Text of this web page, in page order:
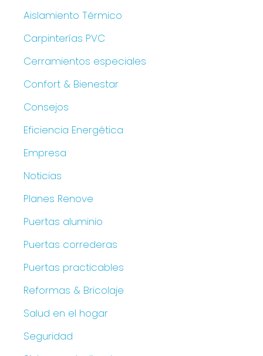
Aislamiento Térmico
Carpinterías PVC
Cerramientos especiales
Confort & Bienestar
Consejos
Eficiencia Energética
Empresa
Noticias
Planes Renove
Puertas aluminio
Puertas correderas
Puertas practicables
Reformas & Bricolaje
Salud en el hogar
Seguridad